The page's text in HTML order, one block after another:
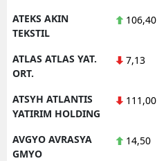
ATEKS AKIN
TEKSTIL
106,40
ATLAS ATLAS YAT.
ORT.
7,13
ATSYH ATLANTIS
YATIRIM HOLDING
111,00
AVGYO AVRASYA
GMYO
14,50